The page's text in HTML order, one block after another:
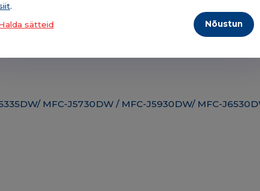
.
sätteid
Nõustun
Kirjeldus & tehniline info Lisainfo
MFC-J5730DW / MFC-J5930DW/ MFC-